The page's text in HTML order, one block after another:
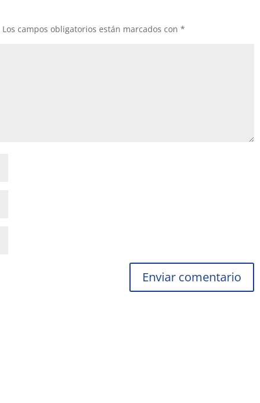
Los campos obligatorios están marcados con*